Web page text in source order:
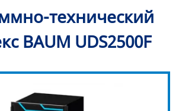
технический
BAUM UDS2500F